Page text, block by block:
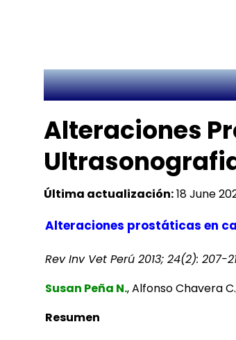
Alteraciones
Última actualización:18 June
Alteraciones prostáticas en
Rev Inv Vet Perú 2013; 24(2): 207-
Susan Peña N., Alfonso Chavera
Resumen